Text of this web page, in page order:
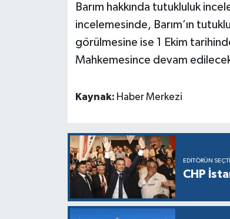
Barım hakkında tutukluluk
incelemesinde, Barım’ın
görülmesine ise 1 Ekim
Mahkemesince devam
Kaynak: Haber Merkezi
EDITÖRÜN
CHP